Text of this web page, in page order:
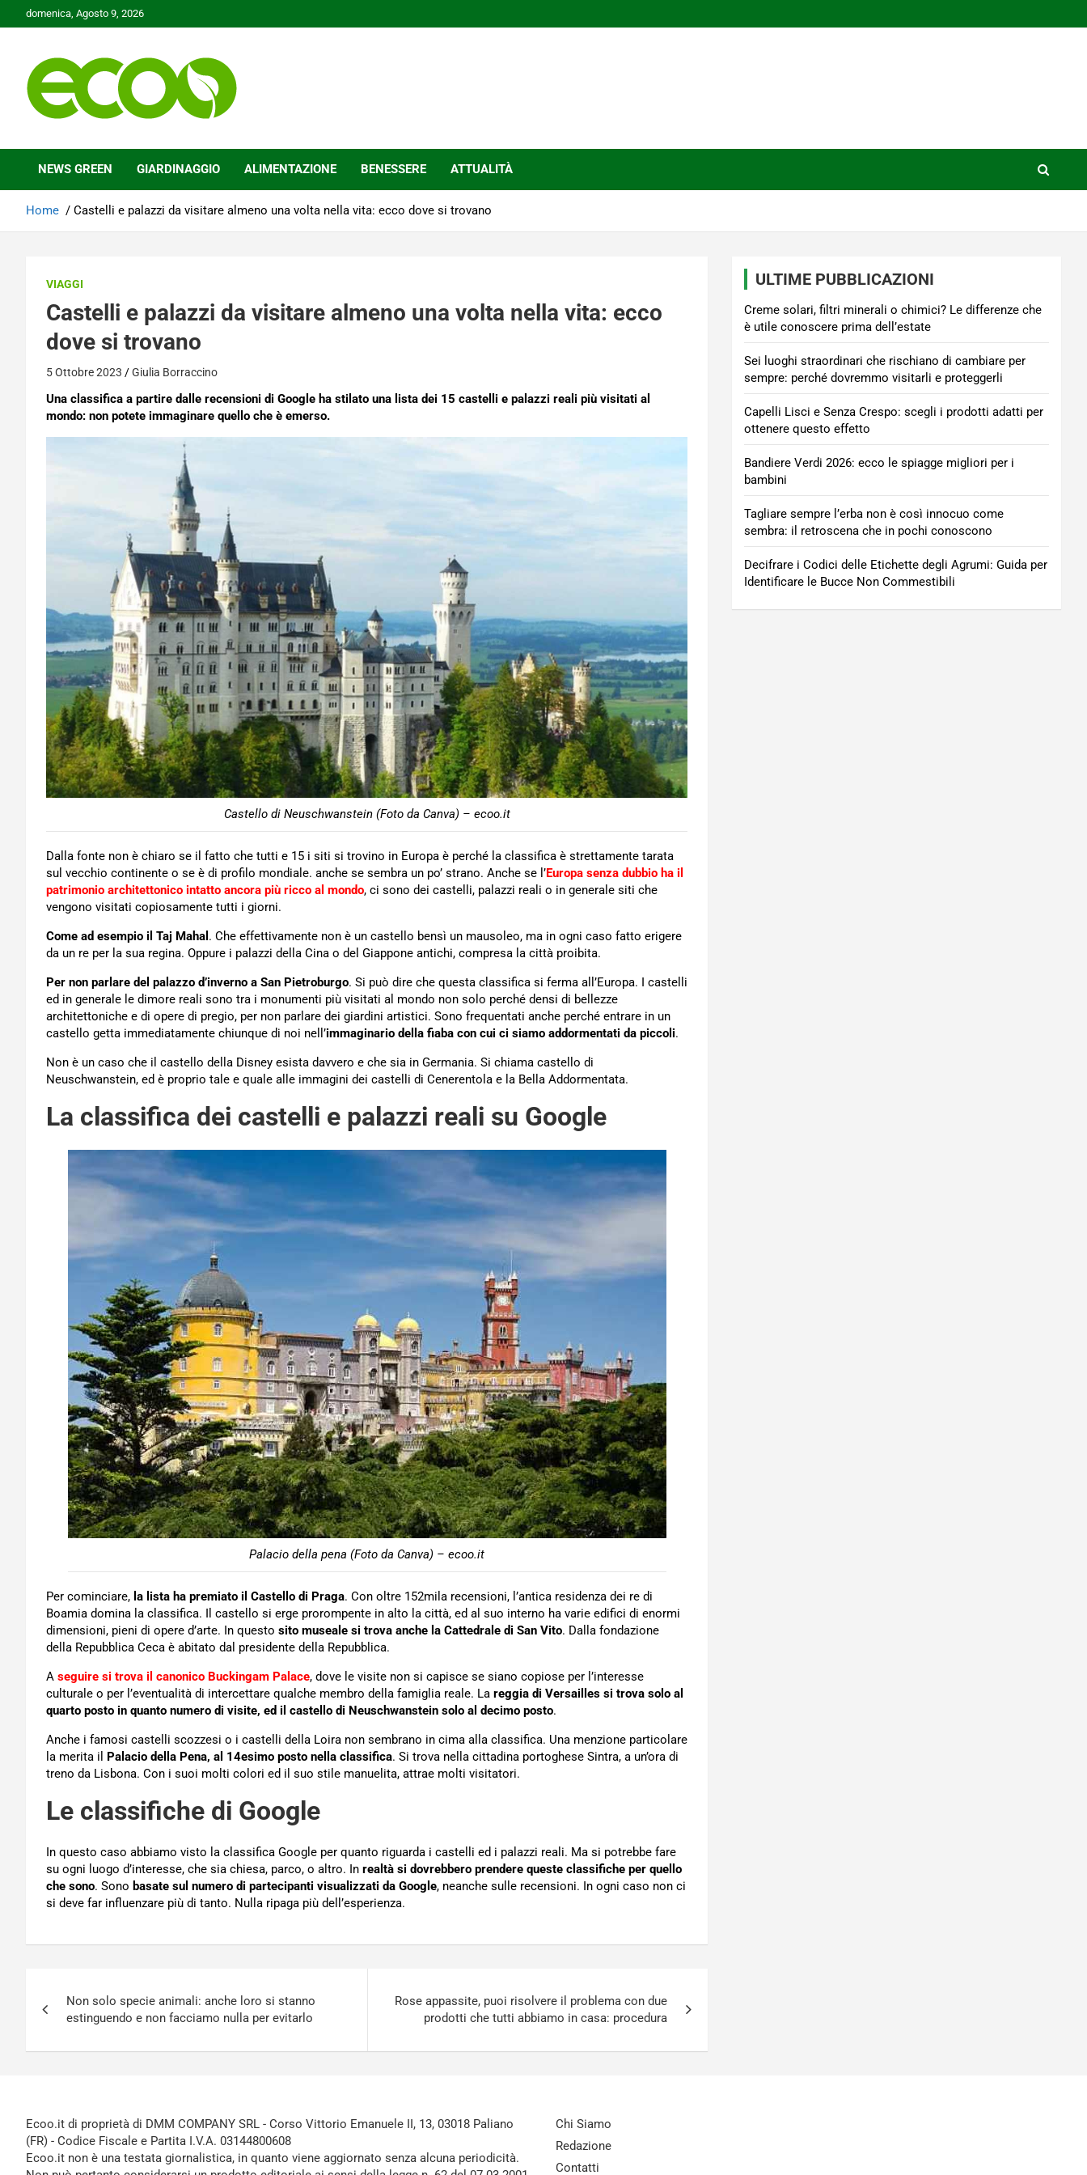
to
domenica, Agosto 9, 2026
Ecoo.it
NEWS GREEN GIARDINAGGIO ALIMENTAZIONE BENESSERE ATTUALITÀ
Home Castelli e palazzi da visitare almeno una volta nella vita: ecco dove si trovano
VIAGGI
Castelli e palazzi da visitare almeno una volta nella vita: ecco
dove si trovano
5 Ottobre 2023 Giulia Borraccino
Una classifica a partire dalle recensioni di Google ha stilato una lista dei 15 castelli e palazzi reali più visitati al
mondo: non potete immaginare quello che è emerso.
Castello di Neuschwanstein (Foto da Canva) – ecoo.it
Dalla fonte non è chiaro se il fatto che tutti e 15 i siti si trovino in Europa è perché la classifica è strettamente tarata
sul vecchio continente o se è di profilo mondiale. anche se sembra un po’ strano. Anche se l’Europa senza dubbio ha il
patrimonio architettonico intatto ancora più ricco al mondo, ci sono dei castelli, palazzi reali o in generale siti che
vengono visitati copiosamente tutti i giorni.
Come ad esempio il Taj Mahal . Che effettivamente non è un castello bensì un mausoleo, ma in ogni caso fatto erigere
da un re per la sua regina. Oppure i palazzi della Cina o del Giappone antichi, compresa la città proibita.
Per non parlare del palazzo d’inverno a San Pietroburgo. Si può dire che questa classifica si ferma all’Europa. I castelli
ed in generale le dimore reali sono tra i monumenti più visitati al mondo non solo perché densi di bellezze
architettoniche e di opere di pregio, per non parlare dei giardini artistici. Sono frequentati anche perché entrare in un
castello getta immediatamente chiunque di noi nell’immaginario della fiaba con cui ci siamo addormentati da piccoli.
Non è un caso che il castello della Disney esista davvero e che sia in Germania. Si chiama castello di
Neuschwanstein, ed è proprio tale e quale alle immagini dei castelli di Cenerentola e la Bella Addormentata.
La classifica dei castelli e palazzi reali su Google
Palacio della pena (Foto da Canva) – ecoo.it
Per cominciare, la lista ha premiato il Castello di Praga. Con oltre 152mila recensioni, l’antica residenza dei re di
Boamia domina la classifica. Il castello si erge prorompente in alto la città, ed al suo interno ha varie edifici di enormi
dimensioni, pieni di opere d’arte. In questo sito museale si trova anche la Cattedrale di San Vito. Dalla fondazione
della Repubblica Ceca è abitato dal presidente della Repubblica.
A seguire si trova il canonico Buckingam Palace, dove le visite non si capisce se siano copiose per l’interesse
culturale o per l’eventualità di intercettare qualche membro della famiglia reale. La reggia di Versailles si trova solo al
quarto posto in quanto numero di visite, ed il castello di Neuschwanstein solo al decimo posto.
Anche i famosi castelli scozzesi o i castelli della Loira non sembrano in cima alla classifica. Una menzione particolare
la merita il Palacio della Pena, al 14esimo posto nella classifica. Si trova nella cittadina portoghese Sintra, a un’ora di
treno da Lisbona. Con i suoi molti colori ed il suo stile manuelita, attrae molti visitatori.
Le classifiche di Google
In questo caso abbiamo visto la classifica Google per quanto riguarda i castelli ed i palazzi reali. Ma si potrebbe fare
su ogni luogo d’interesse, che sia chiesa, parco, o altro. In realtà si dovrebbero prendere queste classifiche per quello
che sono. Sono basate sul numero di partecipanti visualizzati da Google, neanche sulle recensioni. In ogni caso non ci
si deve far influenzare più di tanto. Nulla ripaga più dell’esperienza.
articoli
Non solo specie animali: anche loro si stanno
estinguendo e non facciamo nulla per evitarlo
Rose appassite, puoi risolvere il problema con due
prodotti che tutti abbiamo in casa: procedura
ULTIME PUBBLICAZIONI
Creme solari, filtri minerali o chimici? Le differenze che
è utile conoscere prima dell’estate
Sei luoghi straordinari che rischiano di cambiare per
sempre: perché dovremmo visitarli e proteggerli
Capelli Lisci e Senza Crespo: scegli i prodotti adatti per
ottenere questo effetto
Bandiere Verdi 2026: ecco le spiagge migliori per i
bambini
Tagliare sempre l’erba non è così innocuo come
sembra: il retroscena che in pochi conoscono
Decifrare i Codici delle Etichette degli Agrumi: Guida per
Identificare le Bucce Non Commestibili
Ecoo.it di proprietà di DMM COMPANY SRL - Corso Vittorio Emanuele II, 13, 03018 Paliano
(FR) - Codice Fiscale e Partita I.V.A. 03144800608
Ecoo.it non è una testata giornalistica, in quanto viene aggiornato senza alcuna periodicità.
Chi Siamo
Redazione
Contatti